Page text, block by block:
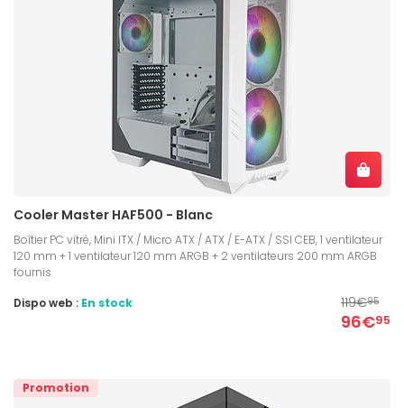
Cooler Master HAF500 - Blanc
Boîtier PC vitré, Mini ITX / Micro ATX / ATX / E-ATX / SSI CEB, 1 ventilateur
120 mm + 1 ventilateur 120 mm ARGB + 2 ventilateurs 200 mm ARGB
fournis
119€95
96€95
Dispo web : En stock
Promotion